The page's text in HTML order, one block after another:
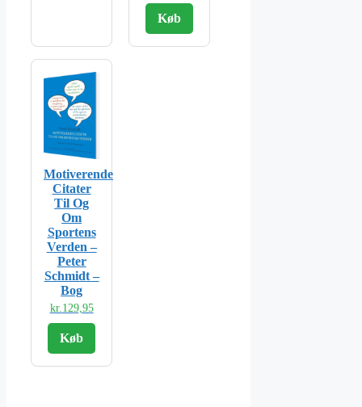
Køb
Motiverende
Citater
Til Og
Om
Sportens
Verden –
Peter
Schmidt –
Bog
kr. 129,95
Køb